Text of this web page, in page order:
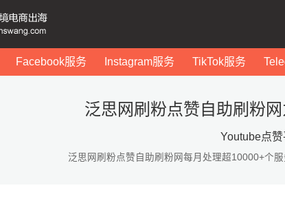
Facebook服务 Instagram服务 TikTok服务
泛思网刷粉点赞自助刷粉
Youtube点赞
泛思网刷粉点赞自助刷粉网每月处理超10000+个